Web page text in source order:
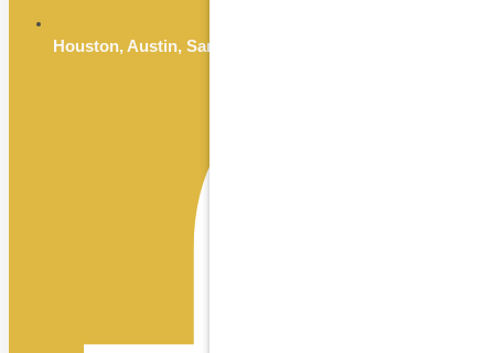
Houston, Austin, San Antonio & Dallas, TX